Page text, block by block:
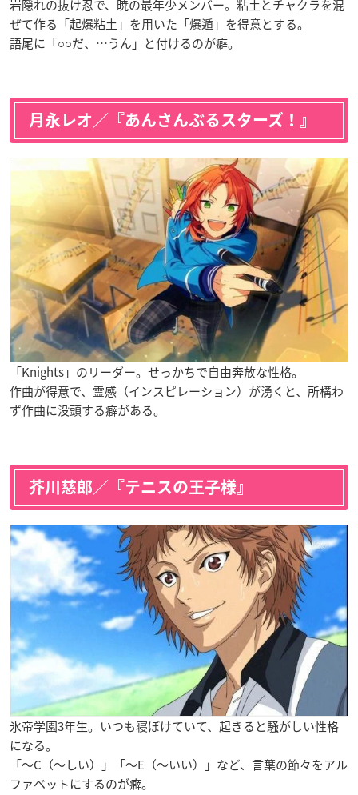
岩隠れの抜け忍で、暁の最年少メンバー。粘土とチャクラを混
ぜて作る「起爆粘土」を用いた「爆遁」を得意とする。
語尾に「○○だ、…うん」と付けるのが癖。
月永レオ／『あんさんぶるスターズ！』
「Knights」のリーダー。せっかちで自由奔放な性格。
作曲が得意で、霊感（インスピレーション）が湧くと、所構わ
ず作曲に没頭する癖がある。
芥川慈郎／『テニスの王子様』
氷帝学園3年生。いつも寝ぼけていて、起きると騒がしい性格
になる。
「〜C （〜しい）」「〜E （〜いい）」など、言葉の節々をアル
ファベットにするのが癖。